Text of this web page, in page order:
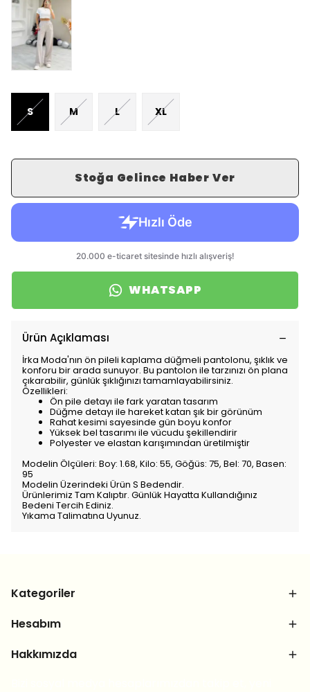
S M L XL
Stoğa Gelince Haber Ver
WHATSAPP
Ürün Açıklaması
İrka Moda'nın ön pileli kaplama düğmeli pantolonu, şıklık ve
konforu bir arada sunuyor. Bu pantolon ile tarzınızı ön plana
çıkarabilir, günlük şıklığınızı tamamlayabilirsiniz.
Özellikleri:
Ön pile detayı ile fark yaratan tasarım
Düğme detayı ile hareket katan şık bir görünüm
Rahat kesimi sayesinde gün boyu konfor
Yüksek bel tasarımı ile vücudu şekillendirir
Polyester ve elastan karışımından üretilmiştir
Modelin Ölçüleri: Boy: 1.68, Kilo: 55, Göğüs: 75, Bel: 70, Basen:
95
Modelin Üzerindeki Ürün S Bedendir.
Ürünlerimiz Tam Kalıptır. Günlük Hayatta Kullandığınız
Bedeni Tercih Ediniz.
Yıkama Talimatına Uyunuz.
Kategoriler
Hesabım
Hakkımızda